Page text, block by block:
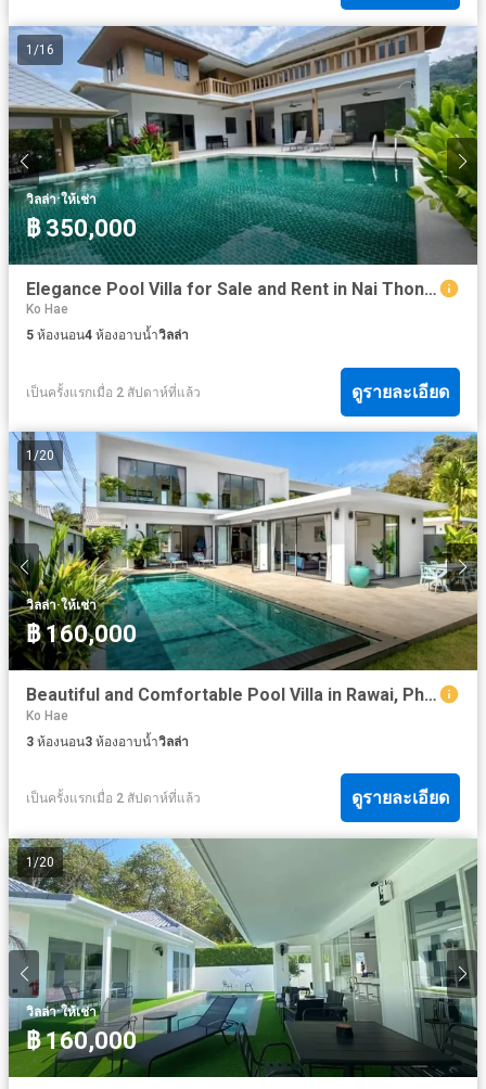
1 /16
วิลล่า·ให้เช่า
฿ 350,000
Elegance Pool Villa for Sale and Rent in Nai Thon Beach, Phuket
Ko Hae
5 ห้องนอน4 ห้องอาบน้ำวิลล่า
เป็นครั้งแรกเมื่อ 2 สัปดาห์ที่แล้ว ดูรายละเอียด
1 /20
วิลล่า·ให้เช่า
฿ 160,000
Beautiful and Comfortable Pool Villa in Rawai, Phuket for Rent
Ko Hae
3 ห้องนอน3 ห้องอาบน้ำวิลล่า
เป็นครั้งแรกเมื่อ 2 สัปดาห์ที่แล้ว ดูรายละเอียด
1/20
วิลล่า·ให้เช่า
฿ 160,000